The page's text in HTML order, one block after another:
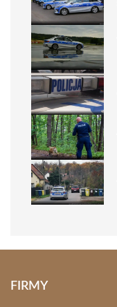
FIRMY